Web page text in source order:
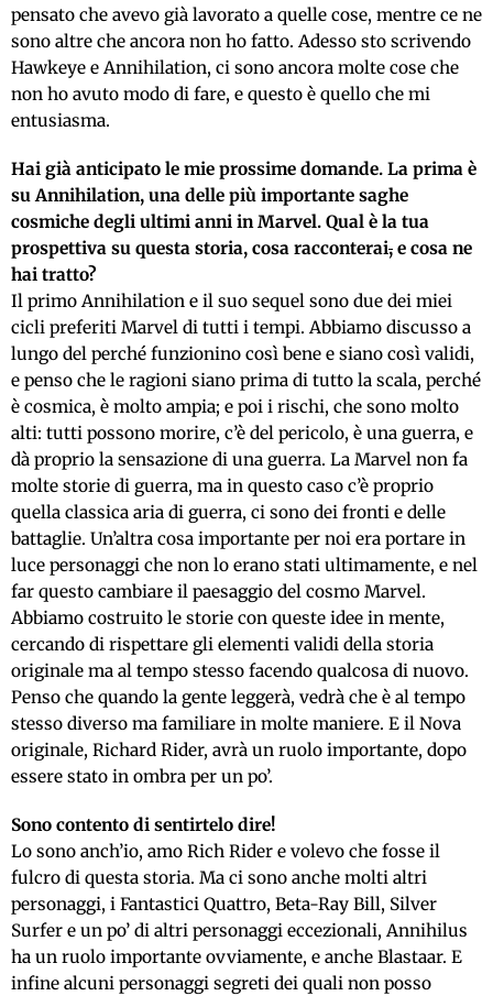
pensato che avevo già lavorato a quelle cose, mentre ce ne
sono altre che ancora non ho fatto. Adesso sto scrivendo
Hawkeye e Annihilation, ci sono ancora molte cose che
non ho avuto modo di fare, e questo è quello che mi
entusiasma.
Hai già anticipato le mie prossime domande. La prima è
su Annihilation, una delle più importante saghe
cosmiche degli ultimi anni in Marvel. Qual è la tua
prospettiva su questa storia, cosa racconterai, e cosa ne
hai tratto?
Il primo Annihilation e il suo sequel sono due dei miei
cicli preferiti Marvel di tutti i tempi. Abbiamo discusso a
lungo del perché funzionino così bene e siano così validi,
e penso che le ragioni siano prima di tutto la scala, perché
è cosmica, è molto ampia; e poi i rischi, che sono molto
alti: tutti possono morire, c’è del pericolo, è una guerra, e
dà proprio la sensazione di una guerra. La Marvel non fa
molte storie di guerra, ma in questo caso c’è proprio
quella classica aria di guerra, ci sono dei fronti e delle
battaglie. Un’altra cosa importante per noi era portare in
luce personaggi che non lo erano stati ultimamente, e nel
far questo cambiare il paesaggio del cosmo Marvel.
Abbiamo costruito le storie con queste idee in mente,
cercando di rispettare gli elementi validi della storia
originale ma al tempo stesso facendo qualcosa di nuovo.
Penso che quando la gente leggerà, vedrà che è al tempo
stesso diverso ma familiare in molte maniere. E il Nova
originale, Richard Rider, avrà un ruolo importante, dopo
essere stato in ombra per un po’.
Sono contento di sentirtelo dire!
Lo sono anch’io, amo Rich Rider e volevo che fosse il
fulcro di questa storia. Ma ci sono anche molti altri
personaggi, i Fantastici Quattro, Beta-Ray Bill, Silver
Surfer e un po’ di altri personaggi eccezionali, Annihilus
ha un ruolo importante ovviamente, e anche Blastaar. E
infine alcuni personaggi segreti dei quali non posso